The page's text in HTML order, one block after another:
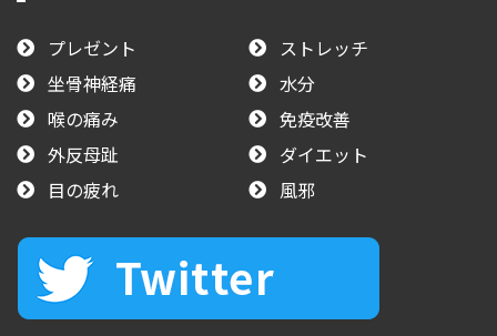
プレゼント
ストレッチ
坐骨神経痛
水分
喉の痛み
免疫改善
外反母趾
ダイエット
目の疲れ
風邪